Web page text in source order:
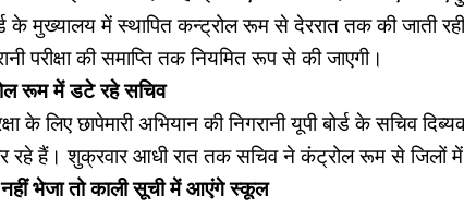
के मुख्यालय में स्थापित कन्ट्रोल रूम से देररात तक की जाती
परीक्षा की समाप्ति तक नियमित रूप से की जाएगी।
रूम में डटे रहे सचिव
के लिए छापेमारी अभियान की निगरानी यूपी बोर्ड के सचिव
हैं। शुक्रवार आधी रात तक सचिव ने कंट्रोल रूम से जिलों में
नहीं भेजा तो काली सूची में आएंगे स्कूल